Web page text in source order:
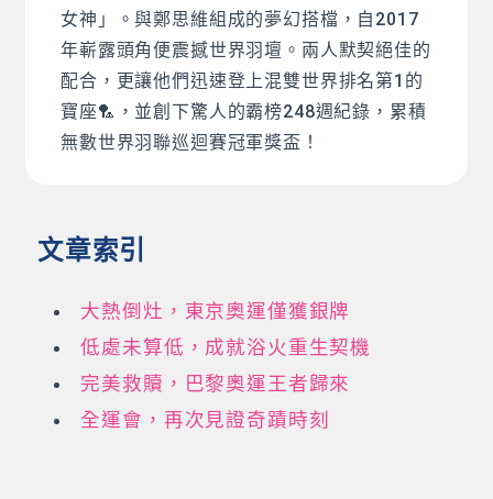
女神」。與鄭思維組成的夢幻搭檔，自2017
年嶄露頭角便震撼世界羽壇。兩人默契絕佳的
配合，更讓他們迅速登上混雙世界排名第1的
寶座🏸，並創下驚人的霸榜248週紀錄，累積
無數世界羽聯巡迴賽冠軍獎盃！
文章索引
大熱倒灶，東京奧運僅獲銀牌
低處未算低，成就浴火重生契機
完美救贖，巴黎奧運王者歸來
全運會，再次見證奇蹟時刻